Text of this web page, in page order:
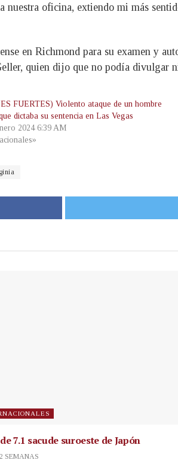
nuestra oficina, extiendo mi más
en Richmond para su examen y
quien dijo que no podía divulgar
FUERTES) Violento ataque de un hombre
dictaba su sentencia en Las Vegas
2024 6:39 AM
7.1 sacude suroeste de Japón
SEMANAS